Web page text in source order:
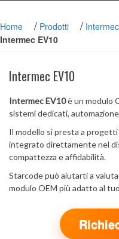
Home / Prodotti / Intermec
Intermec EV10
Intermec EV10
Intermec EV10è un modulo
sistemi dedicati,
Il modello si presta a
integrato direttamente nel
compattezza e affidabilità.
Starcode può aiutarti a
modulo OEM più adatto al